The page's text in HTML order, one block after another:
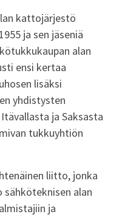
kattojärjestö
ja sen jäseniä
alan
ensi kertaa
lisäksi
yhdistysten
ja Saksasta
tukkuyhtiön
liitto, jonka
alan
ja